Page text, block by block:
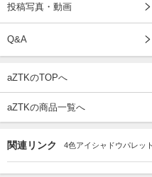
投稿写真・動画
Q&A
aZTKのTOPへ
aZTKの商品一覧へ
関連リンク 4色アイシャドウパレット